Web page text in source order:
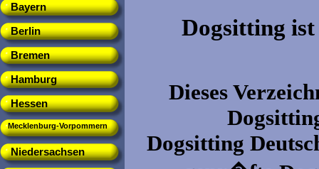
Bayern
Berlin
Bremen
Hamburg
Hessen
Mecklenburg-Vorpommern
Niedersachsen
Dogsitting ist
Dieses
Dogsitting